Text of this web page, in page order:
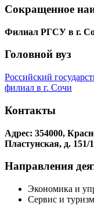
Сокращенное
Филиал РГСУ в г.
Головной вуз
Российский
филиал в г. Сочи
Контакты
Адрес: 354000,
Пластунская, д. 151/1
Направления
Экономика и
Сервис и туризм